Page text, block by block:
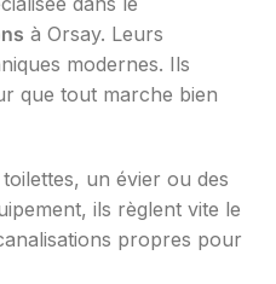
à Orsay. Leurs
modernes. Ils
que tout marche bien
un évier ou des
ils règlent vite le
propres pour